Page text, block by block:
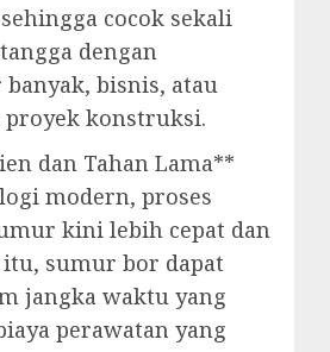
cocok sekali
dengan
bisnis, atau
konstruksi.
dan Tahan Lama**
modern, proses
kini lebih cepat dan
sumur bor dapat
jangka waktu yang
perawatan yang